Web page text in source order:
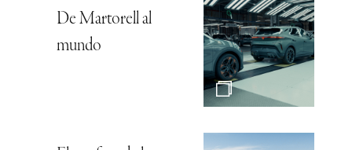
De Martorell al
mundo